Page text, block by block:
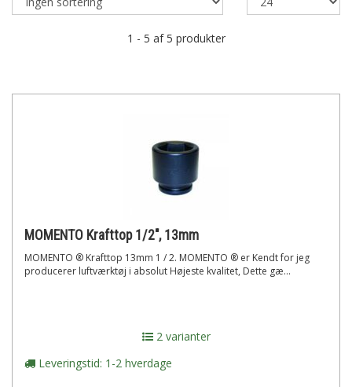
1 - 5 af 5 produkter
MOMENTO Krafttop 1/2", 13mm
MOMENTO ® Krafttop 13mm 1 / 2. MOMENTO ® er Kendt for jeg
producerer luftværktøj i absolut Højeste kvalitet, Dette gæ...
2 varianter
Leveringstid: 1-2 hverdage